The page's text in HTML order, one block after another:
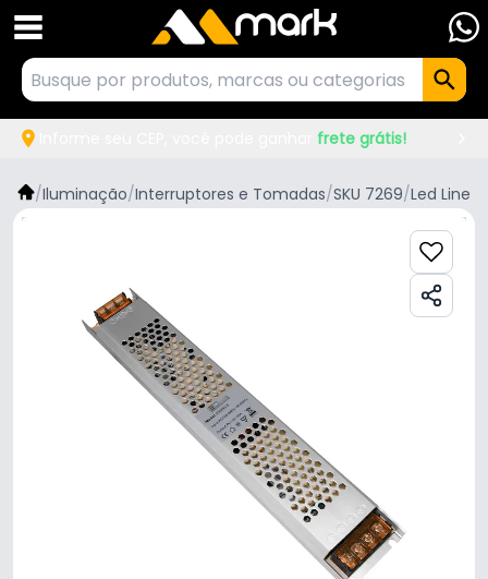
frete grátis!
/Iluminação/Interruptores e Tomadas/SKU 7269/Led Line